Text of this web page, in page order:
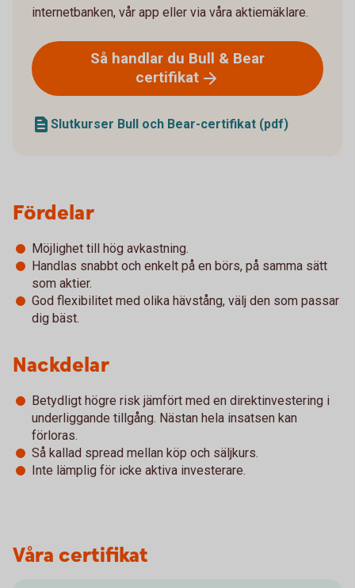
internetbanken, vår app eller via våra aktiemäklare.
Så handlar du Bull & Bear
certifikat
Slutkurser Bull och Bear-certifikat (pdf)
Fördelar
Möjlighet till hög avkastning.
Handlas snabbt och enkelt på en börs, på samma sätt
som aktier.
God flexibilitet med olika hävstång, välj den som passar
dig bäst.
Nackdelar
Betydligt högre risk jämfört med en direktinvestering i
underliggande tillgång. Nästan hela insatsen kan
förloras.
Så kallad spread mellan köp och säljkurs.
Inte lämplig för icke aktiva investerare.
Våra certifikat